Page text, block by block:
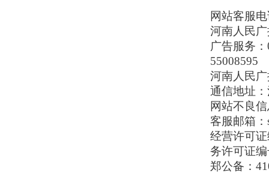
网站客服
河南人民
广告服务
55008595
河南人民
通信地址：
网站不良
客服邮箱：
经营许可
务许可证
郑公备：